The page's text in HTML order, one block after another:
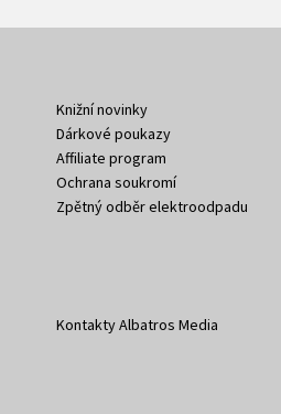
Knižní novinky
Dárkové poukazy
Affiliate program
Ochrana soukromí
Zpětný odběr elektroodpadu
Kontakty Albatros Media